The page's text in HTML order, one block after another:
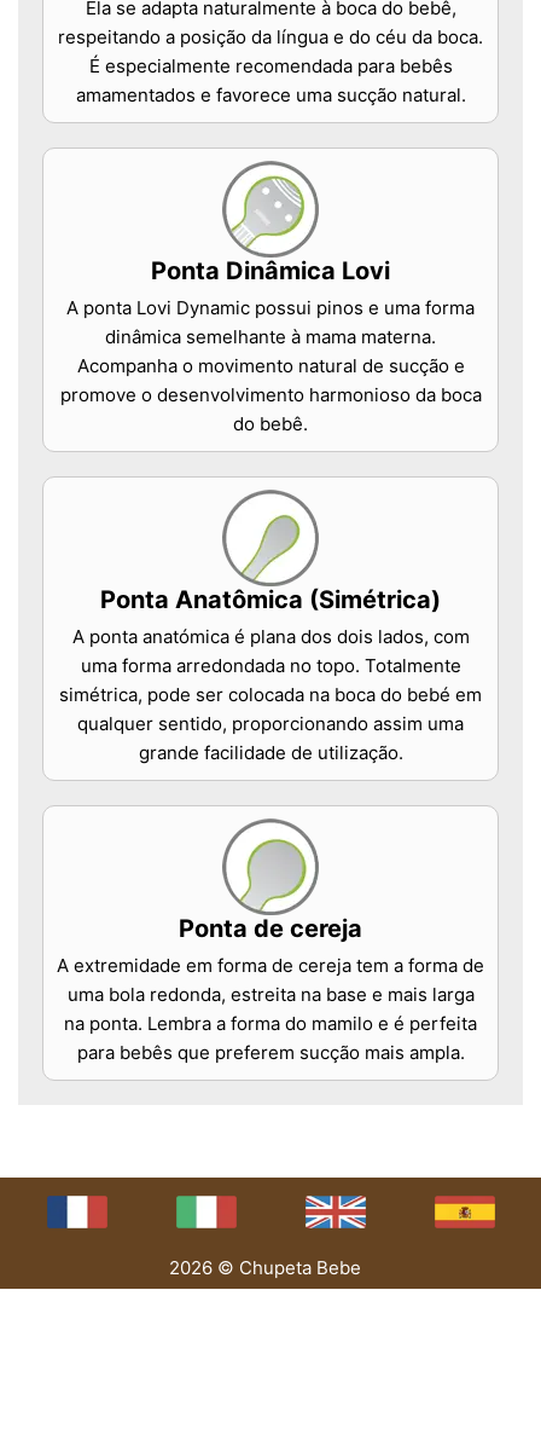
Ela se adapta naturalmente à boca do bebê,
respeitando a posição da língua e do céu da boca.
É especialmente recomendada para bebês
amamentados e favorece uma sucção natural.
Ponta Dinâmica Lovi
A ponta Lovi Dynamic possui pinos e uma forma
dinâmica semelhante à mama materna.
Acompanha o movimento natural de sucção e
promove o desenvolvimento harmonioso da boca
do bebê.
Ponta Anatômica (Simétrica)
A ponta anatómica é plana dos dois lados, com
uma forma arredondada no topo. Totalmente
simétrica, pode ser colocada na boca do bebé em
qualquer sentido, proporcionando assim uma
grande facilidade de utilização.
Ponta de cereja
A extremidade em forma de cereja tem a forma de
uma bola redonda, estreita na base e mais larga
na ponta. Lembra a forma do mamilo e é perfeita
para bebês que preferem sucção mais ampla.
2026 © Chupeta Bebe